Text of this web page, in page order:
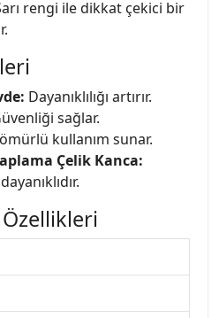
rengi ile dikkat çekici bir
Dayanıklılığı artırır.
sağlar.
kullanım sunar.
Çelik Kanca: